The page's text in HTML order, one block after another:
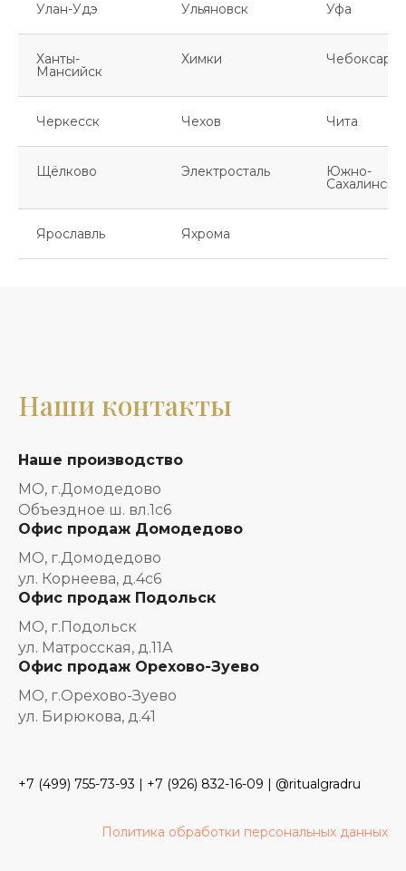
Улан-Удэ Ульяновск Уфа
Ханты-
Мансийск
Химки Чебоксары
Черкесск Чехов Чита
Щёлково Электросталь Южно-
Сахалинск
Ярославль Яхрома
Наши контакты
Наше производство
МО, г.Домодедово
Объездное ш. вл.1с6
Офис продаж Домодедово
МО, г.Домодедово
ул. Корнеева, д.4с6
Офис продаж Подольск
МО, г.Подольск
ул. Матросская, д.11А
Офис продаж Орехово-Зуево
МО, г.Орехово-Зуево
ул. Бирюкова, д.41
+7 (499) 755-73-93 | +7 (926) 832-16-09 | @ritualgradru
Политика обработки персональных данных